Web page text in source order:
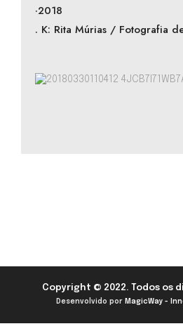
·2018
. K: Rita Múrias / Fotografia
Copyright © 2022. Todos os
Desenvolvido por MagicWay -